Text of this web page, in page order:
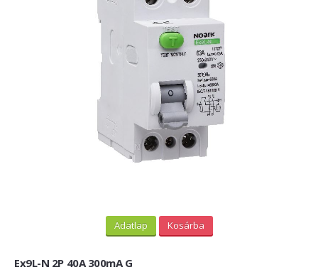
HOGYAN TUDOK ONLINE VÁSÁROLNI?
FIZETÉSI MÓDOK
ÁRLISTA
Adatlap Kosárba
Ex9L-N 2P 40A 300mA G